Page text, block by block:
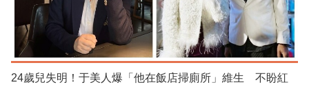
24歲兒失明！于美人爆「他在飯店掃廁所」維生 不盼紅